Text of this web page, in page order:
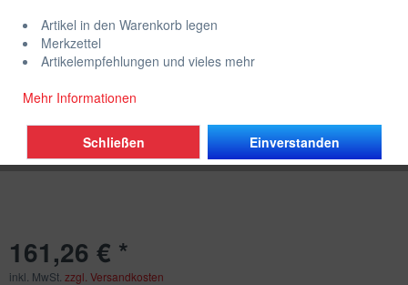
161,26 € *
inkl. MwSt. zzgl. Versandkosten
Artikel in den Warenkorb legen
Merkzettel
Artikelempfehlungen und vieles mehr
Mehr Informationen
Einverstanden
Schließen